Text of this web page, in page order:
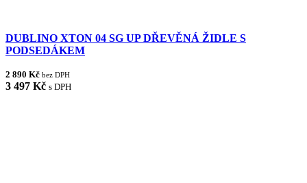
DUBLINO XTON 04 SG UP DŘEVĚNÁ ŽIDLE S
PODSEDÁKEM
2 890 Kč bez DPH
3 497 Kč s DPH